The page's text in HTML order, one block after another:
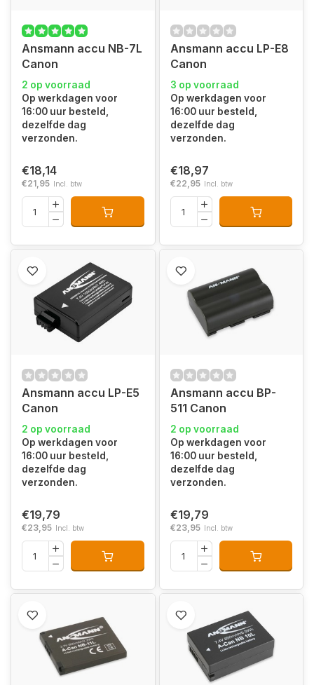
Ansmann accu NB-7L
Canon
2 op voorraad
Op werkdagen voor
16:00 uur besteld,
dezelfde dag
verzonden.
€18,14
€21,95 Incl. btw
Ansmann accu LP-E8
Canon
3 op voorraad
Op werkdagen voor
16:00 uur besteld,
dezelfde dag
verzonden.
€18,97
€22,95 Incl. btw
Ansmann accu LP-E5
Canon
2 op voorraad
Op werkdagen voor
16:00 uur besteld,
dezelfde dag
verzonden.
€19,79
€23,95 Incl. btw
Ansmann accu BP-
511 Canon
2 op voorraad
Op werkdagen voor
16:00 uur besteld,
dezelfde dag
verzonden.
€19,79
€23,95 Incl. btw